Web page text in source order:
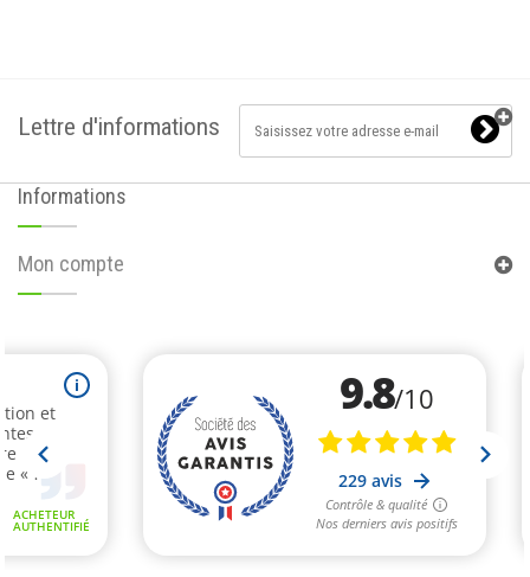
Lettre d'informations
Informations
Mon compte